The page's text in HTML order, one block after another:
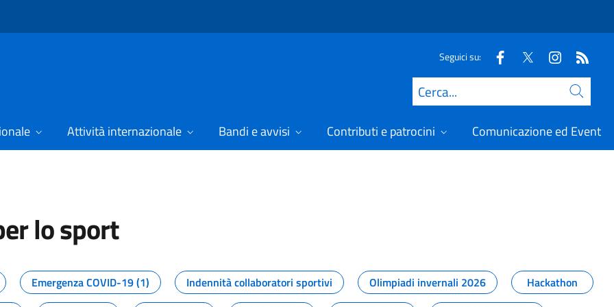
Seguici su:
Cerca
Attività internazionale Bandi e avvisi Contributi e patrocini Comunicazione ed Eventi
lo sport
dal Dipartimento per lo sport
Emergenza COVID-19 (1) Indennità collaboratori sportivi Olimpiadi invernali 2026
Hackathon